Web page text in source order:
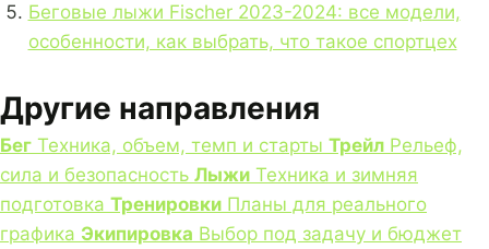
Беговые лыжи Fischer 2023-2024: все модели,
особенности, как выбрать, что такое спортцех
Другие направления
Бег Техника, объем, темп и старты Трейл Рельеф,
сила и безопасность Лыжи Техника и зимняя
подготовка Тренировки Планы для реального
графика Экипировка Выбор под задачу и бюджет